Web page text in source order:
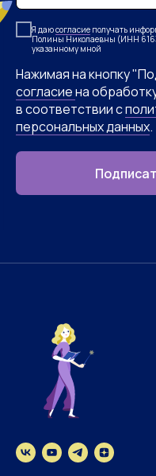
Я даюсогласие получать
Полины Николаевны (ИНН
указанному мной
Нажимая на кнопку
согласиена
в соответствии с
персональных данных.